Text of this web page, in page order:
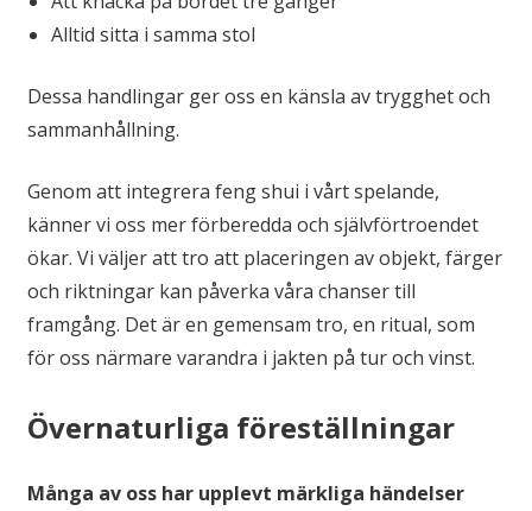
Alltid sitta i samma stol
Dessa handlingar ger oss en känsla av trygghet och
sammanhållning.
Genom att integrera feng shui i vårt spelande,
känner vi oss mer förberedda och självförtroendet
ökar. Vi väljer att tro att placeringen av objekt, färger
och riktningar kan påverka våra chanser till
framgång. Det är en gemensam tro, en ritual, som
för oss närmare varandra i jakten på tur och vinst.
Övernaturliga föreställningar
Många av oss har upplevt märkliga händelser